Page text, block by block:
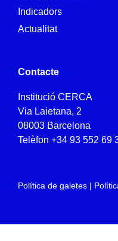
Indicadors
Actualitat
Contacte
Institució CERCA
Via Laietana, 2
08003 Barcelona
Telèfon +34 93 552 69
Política de galetes |